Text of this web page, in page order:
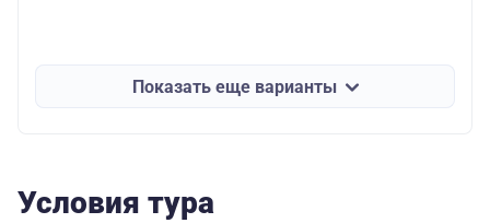
Показать еще варианты
Условия тура